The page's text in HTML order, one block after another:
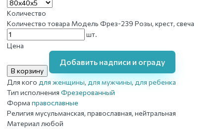
Количество
Количество товара Модель Фрез-239 Розы, крест, свеча
шт.
Цена
В корзину
Добавить надписи и ограду
Для кого для женщины, для мужчины, для ребенка
Тип исполнения Фрезерованный
Форма православные
Религия мусульманская, православная, нейтральная
Материал любой